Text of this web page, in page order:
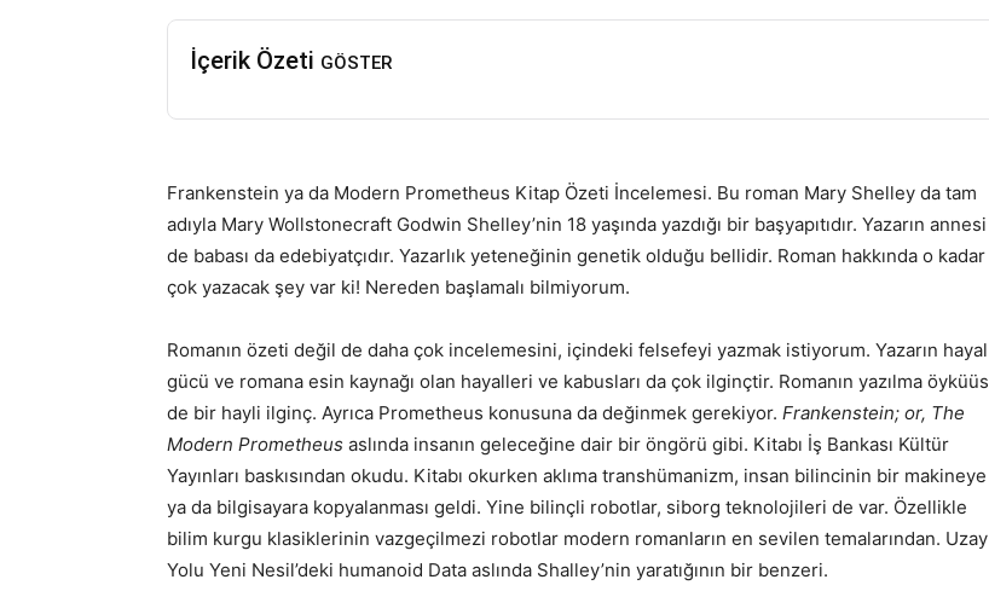
İçerik Özeti GÖSTER
Frankenstein ya da Modern Prometheus Kitap Özeti İncelemesi. Bu roman Mary Shelley da tam
adıyla Mary Wollstonecraft Godwin Shelley’nin 18 yaşında yazdığı bir başyapıtıdır. Yazarın annesi
de babası da edebiyatçıdır. Yazarlık yeteneğinin genetik olduğu bellidir. Roman hakkında o kadar
çok yazacak şey var ki! Nereden başlamalı bilmiyorum.
Romanın özeti değil de daha çok incelemesini, içindeki felsefeyi yazmak istiyorum. Yazarın hayal
gücü ve romana esin kaynağı olan hayalleri ve kabusları da çok ilginçtir. Romanın yazılma öyküüs
de bir hayli ilginç. Ayrıca Prometheus konusuna da değinmek gerekiyor. Frankenstein; or, The
Modern Prometheus aslında insanın geleceğine dair bir öngörü gibi. Kitabı İş Bankası Kültür
Yayınları baskısından okudu. Kitabı okurken aklıma transhümanizm, insan bilincinin bir makineye
ya da bilgisayara kopyalanması geldi. Yine bilinçli robotlar, siborg teknolojileri de var. Özellikle
bilim kurgu klasiklerinin vazgeçilmezi robotlar modern romanların en sevilen temalarından. Uzay
Yolu Yeni Nesil’deki humanoid Data aslında Shalley’nin yaratığının bir benzeri.